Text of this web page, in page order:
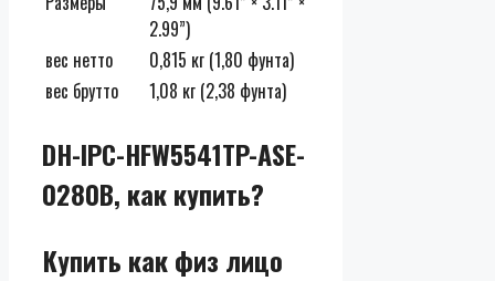
2.99”)
вес нетто
0,815 кг (1,80 фунта)
вес брутто
1,08 кг (2,38 фунта)
DH-IPC-HFW5541TP-ASE-
0280B, как купить?
Купить как физ лицо